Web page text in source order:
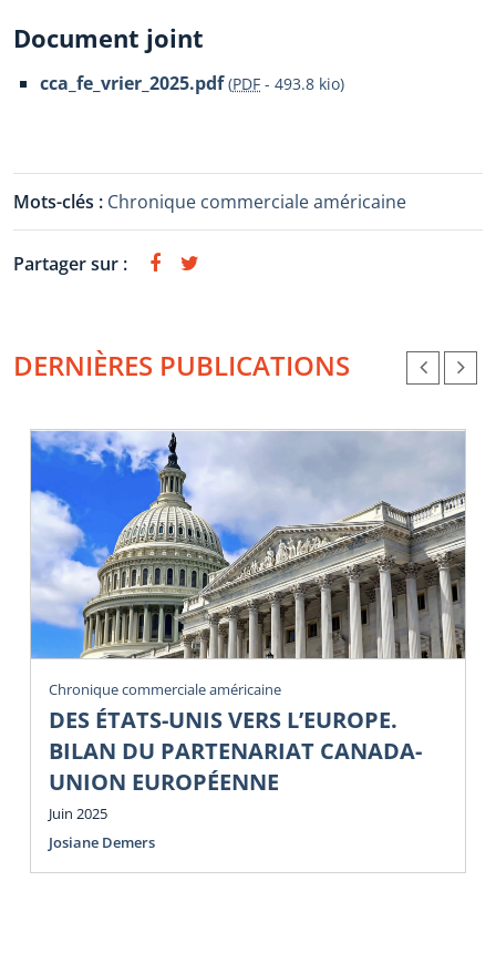
Document joint
cca_fe_vrier_2025.pdf (PDF - 493.8 kio)
Mots-clés : Chronique commerciale américaine
Partager sur :
DERNIÈRES PUBLICATIONS
Chronique commerciale américaine
DES ÉTATS-UNIS VERS L’EUROPE.
BILAN DU PARTENARIAT CANADA-
UNION EUROPÉENNE
Juin 2025
Josiane Demers